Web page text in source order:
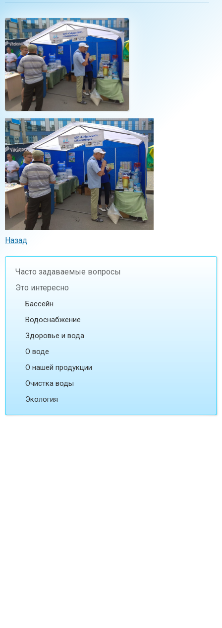
Назад
Часто задаваемые вопросы
Это интересно
Бассейн
Водоснабжение
Здоровье и вода
О воде
О нашей продукции
Очистка воды
Экология